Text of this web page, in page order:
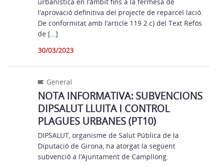
l’aprovació definitiva del projecte de reparcel·lació.
De conformitat amb l’article 119.2.c) del Text Refós
de […]
30/03/2023
General
NOTA INFORMATIVA: SUBVENCIONS
DIPSALUT LLUITA I CONTROL
PLAGUES URBANES (PT10)
DIPSALUT, organisme de Salut Pública de la
Diputació de Girona, ha atorgat la següent
subvenció a l’Ajuntament de Campllong.